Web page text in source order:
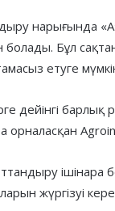
нарығында
Бұл
етуге
дейінгі
жүргізуі